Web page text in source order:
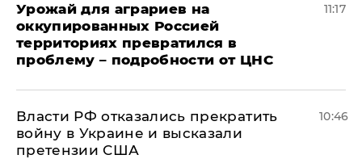
Урожай для аграриев на
оккупированных Россией
территориях превратился в
проблему – подробности от ЦНС
11:17
Власти РФ отказались прекратить
войну в Украине и высказали
претензии США
10:46